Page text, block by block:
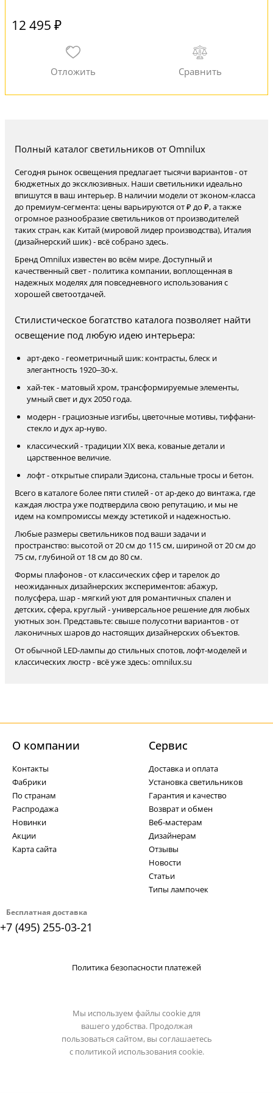
12 495 ₽
Полный каталог светильников от Omnilux
Сегодня рынок освещения предлагает тысячи вариантов - от
бюджетных до эксклюзивных. Наши светильники идеально
впишутся в ваш интерьер. В наличии модели от эконом-класса
до премиум-сегмента: цены варьируются от ₽ до ₽, а также
огромное разнообразие светильников от производителей
таких стран, как Китай (мировой лидер производства), Италия
(дизайнерский шик) - всё собрано здесь.
Бренд Omnilux известен во всём мире. Доступный и
качественный свет - политика компании, воплощенная в
надежных моделях для повседневного использования с
хорошей светоотдачей.
Стилистическое богатство каталога позволяет найти
освещение под любую идею интерьера:
арт-деко - геометричный шик: контрасты, блеск и
элегантность 1920–30-х.
хай-тек - матовый хром, трансформируемые элементы,
умный свет и дух 2050 года.
модерн - грациозные изгибы, цветочные мотивы, тиффани-
стекло и дух ар-нуво.
классический - традиции XIX века, кованые детали и
царственное величие.
лофт - открытые спирали Эдисона, стальные тросы и бетон.
Всего в каталоге более пяти стилей - от ар-деко до винтажа, где
каждая люстра уже подтвердила свою репутацию, и мы не
идем на компромиссы между эстетикой и надежностью.
Любые размеры светильников под ваши задачи и
пространство: высотой от 20 см до 115 см, шириной от 20 см до
75 см, глубиной от 18 см до 80 см.
Формы плафонов - от классических сфер и тарелок до
неожиданных дизайнерских экспериментов: абажур,
полусфера, шар - мягкий уют для романтичных спален и
детских, сфера, круглый - универсальное решение для любых
уютных зон. Представьте: свыше полусотни вариантов - от
лаконичных шаров до настоящих дизайнерских объектов.
От обычной LED-лампы до стильных спотов, лофт-моделей и
классических люстр - всё уже здесь: omnilux.su
Бесплатная доставка
+7 (495) 255-03-21
О компании
Контакты
Фабрики
По странам
Распродажа
Новинки
Акции
Карта сайта
Cервис
Доставка и оплата
Установка светильников
Гарантия и качество
Возврат и обмен
Веб-мастерам
Дизайнерам
Отзывы
Новости
Статьи
Типы лампочек
Политика безопасности платежей
Мы используем файлы cookie для
вашего удобства. Продолжая
пользоваться сайтом, вы соглашаетесь
с политикой использования cookie.